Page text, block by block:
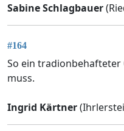
Sabine Schlagbauer
#164
So ein
muss.
Ingrid Kärtner